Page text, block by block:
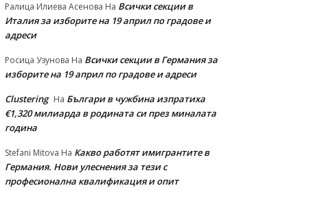
Ралица Илиева Асенова На Всички секции в
Италия за изборите на 19 април по градове и
адреси
Росица Узунова На Всички секции в Германия за
изборите на 19 април по градове и адреси
Clustering На Българи в чужбина изпратиха
€1,320 милиарда в родината си през миналата
година
Stefani Mitova На Какво работят имигрантите в
Германия. Нови улеснeния за тези с
професионална квалификация и опит